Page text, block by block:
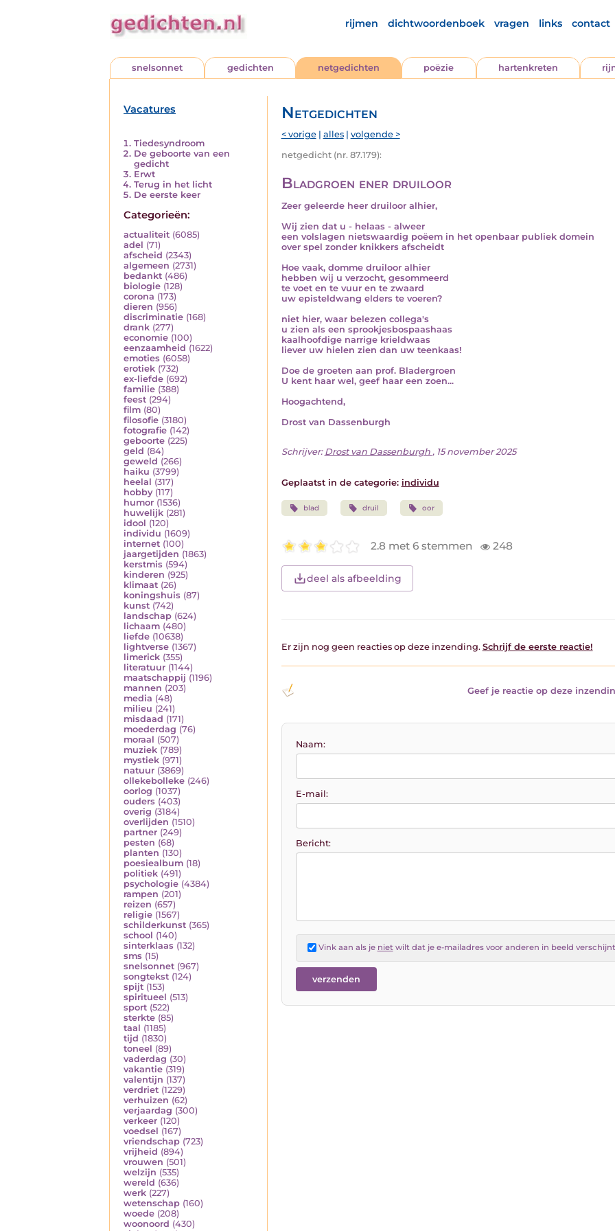
rijmen dichtwoordenboek vragen links contact
snelsonnet gedichten netgedichten poëzie hartenkreten
Vacatures
Tiedesyndroom
De geboorte van een
gedicht
Erwt
Terug in het licht
De eerste keer
Categorieën:
actualiteit (6085)
adel (71)
afscheid (2343)
algemeen (2731)
bedankt (486)
biologie (128)
corona (173)
dieren (956)
discriminatie (168)
drank (277)
economie (100)
eenzaamheid (1622)
emoties (6058)
erotiek (732)
ex-liefde (692)
familie (388)
feest (294)
film (80)
filosofie (3180)
fotografie (142)
geboorte (225)
geld (84)
geweld (266)
haiku (3799)
heelal (317)
hobby (117)
humor (1536)
huwelijk (281)
idool (120)
individu (1609)
internet (100)
jaargetijden (1863)
kerstmis (594)
kinderen (925)
klimaat (26)
koningshuis (87)
kunst (742)
landschap (624)
lichaam (480)
liefde (10638)
lightverse (1367)
limerick (355)
literatuur (1144)
maatschappij (1196)
mannen (203)
media (48)
milieu (241)
misdaad (171)
moederdag (76)
moraal (507)
muziek (789)
mystiek (971)
natuur (3869)
ollekebolleke (246)
oorlog (1037)
ouders (403)
overig (3184)
overlijden (1510)
partner (249)
pesten (68)
planten (130)
poesiealbum (18)
politiek (491)
psychologie (4384)
rampen (201)
reizen (657)
religie (1567)
schilderkunst (365)
school (140)
sinterklaas (132)
sms (15)
snelsonnet (967)
songtekst (124)
spijt (153)
spiritueel (513)
sport (522)
sterkte (85)
taal (1185)
tijd (1830)
toneel (89)
vaderdag (30)
vakantie (319)
valentijn (137)
verdriet (1229)
verhuizen (62)
verjaardag (300)
verkeer (120)
voedsel (167)
vriendschap (723)
vrijheid (894)
vrouwen (501)
welzijn (535)
wereld (636)
werk (227)
wetenschap (160)
woede (208)
woonoord (430)
Netgedichten
< vorige| alles| volgende >
netgedicht (nr. 87.179):
Bladgroen ener druiloor
Zeer geleerde heer druiloor alhier,
Wij zien dat u - helaas - alweer
een volslagen nietswaardig poëem in het openbaar publiek domein
over spel zonder knikkers afscheidt
Hoe vaak, domme druiloor alhier
hebben wij u verzocht, gesommeerd
te voet en te vuur en te zwaard
uw episteldwang elders te voeren?
niet hier, waar belezen collega's
u zien als een sprookjesbospaashaas
kaalhoofdige narrige krieldwaas
liever uw hielen zien dan uw teenkaas!
Doe de groeten aan prof. Bladergroen
U kent haar wel, geef haar een zoen...
Hoogachtend,
Drost van Dassenburgh
Schrijver: Drost van Dassenburgh , 15 november 2025
Geplaatst in de categorie: individu
blad druil oor
2.8 met 6 stemmen 248
deel als afbeelding
Er zijn nog geen reacties op deze inzending. Schrijf de eerste reactie!
Geef je reactie op deze
Naam:
E-mail:
Bericht:
Vink aan als je nietwilt dat je e-mailadres voor anderen in beeld verschijnt